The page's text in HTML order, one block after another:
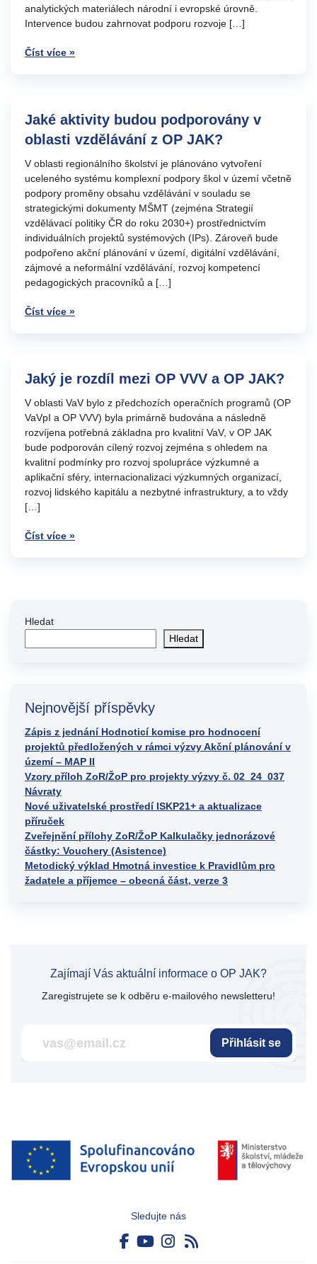
analytických materiálech národní i evropské úrovně.
Intervence budou zahrnovat podporu rozvoje […]
Číst více »
Jaké aktivity budou podporovány v
oblasti vzdělávání z OP JAK?
V oblasti regionálního školství je plánováno vytvoření
uceleného systému komplexní podpory škol v území včetně
podpory proměny obsahu vzdělávání v souladu se
strategickými dokumenty MŠMT (zejména Strategií
vzdělávací politiky ČR do roku 2030+) prostřednictvím
individuálních projektů systémových (IPs). Zároveň bude
podpořeno akční plánování v území, digitální vzdělávání,
zájmové a neformální vzdělávání, rozvoj kompetencí
pedagogických pracovníků a […]
Číst více »
Jaký je rozdíl mezi OP VVV a OP JAK?
V oblasti VaV bylo z předchozích operačních programů (OP
VaVpI a OP VVV) byla primárně budována a následně
rozvíjena potřebná základna pro kvalitní VaV, v OP JAK
bude podporován cílený rozvoj zejména s ohledem na
kvalitní podmínky pro rozvoj spolupráce výzkumné a
aplikační sféry, internacionalizaci výzkumných organizací,
rozvoj lidského kapitálu a nezbytné infrastruktury, a to vždy
[…]
Číst více »
Hledat
Hledat
Nejnovější příspěvky
Zápis z jednání Hodnoticí komise pro hodnocení
projektů předložených v rámci výzvy Akční plánování v
území – MAP II
Vzory příloh ZoR/ŽoP pro projekty výzvy č. 02_24_037
Návraty
Nové uživatelské prostředí ISKP21+ a aktualizace
příruček
Zveřejnění přílohy ZoR/ŽoP Kalkulačky jednorázové
částky: Vouchery (Asistence)
Metodický výklad Hmotná investice k Pravidlům pro
žadatele a příjemce – obecná část, verze 3
Zajímají Vás aktuální informace o OP JAK?
Zaregistrujete se k odběru e-mailového newsletteru!
Přihlásit se
Sledujte nás